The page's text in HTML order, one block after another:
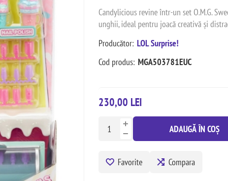
Candylicious revine într-un set O.M.G.
unghii, ideal pentru joacă creativă și
Producător: LOL Surprise!
Cod produs: MGA503781EUC
230,00 LEI
ADAUGĂ ÎN COȘ
Favorite Compara